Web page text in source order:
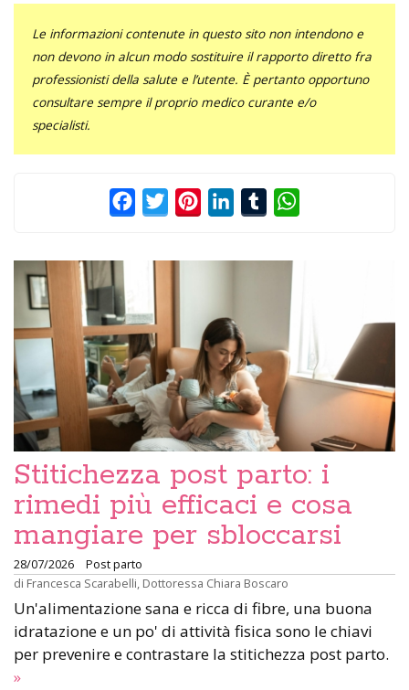
Le informazioni contenute in questo sito non intendono e
non devono in alcun modo sostituire il rapporto diretto fra
professionisti della salute e l’utente. È pertanto opportuno
consultare sempre il proprio medico curante e/o
specialisti.
FacebookTwitterPinterestLinkedInTumblr
Stitichezza post parto: i
rimedi più efficaci e cosa
mangiare per sbloccarsi
28/07/2026
Post parto
di Francesca Scarabelli Dottoressa Chiara Boscaro
Un'alimentazione sana e ricca di fibre, una buona
idratazione e un po' di attività fisica sono le chiavi
per prevenire e contrastare la stitichezza post parto.
»